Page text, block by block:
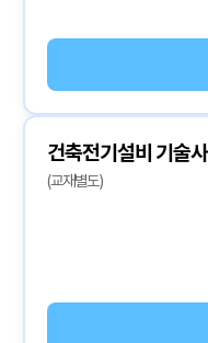
건축전기설비 기술
(교재별도)